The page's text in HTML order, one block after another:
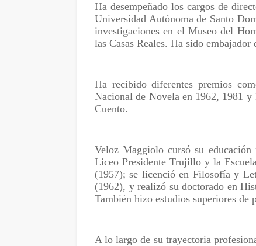
Ha desempeñado los cargos de
Universidad Autónoma de Santo
investigaciones en el Museo del
las Casas Reales. Ha sido
Ha recibido diferentes premios
Nacional de Novela en 1962, 1981
Cuento.
Veloz Maggiolo cursó su
Liceo Presidente Trujillo y la
(1957); se licenció en Filosofía y
(1962), y realizó su doctorado en
También hizo estudios superiores de
A lo largo de su trayectoria